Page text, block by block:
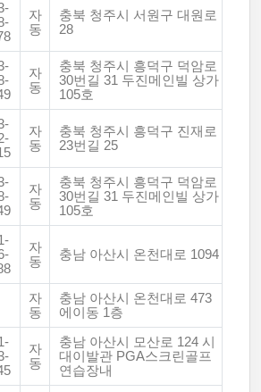
자
동
충북 청주시 서원구 대원로
28
자
동
충북 청주시 흥덕구 덕암로
30번길 31 두진메인빌 상가
105호
자
동
충북 청주시 흥덕구 진재로
23번길 25
자
동
충북 청주시 흥덕구 덕암로
30번길 31 두진메인빌 상가
105호
자
동
충남 아산시 온천대로 1094
자
동
충남 아산시 온천대로 473
에이동 1층
자
동
충남 아산시 모산로 124 시
대이발관 PGA스크린골프
연습장내